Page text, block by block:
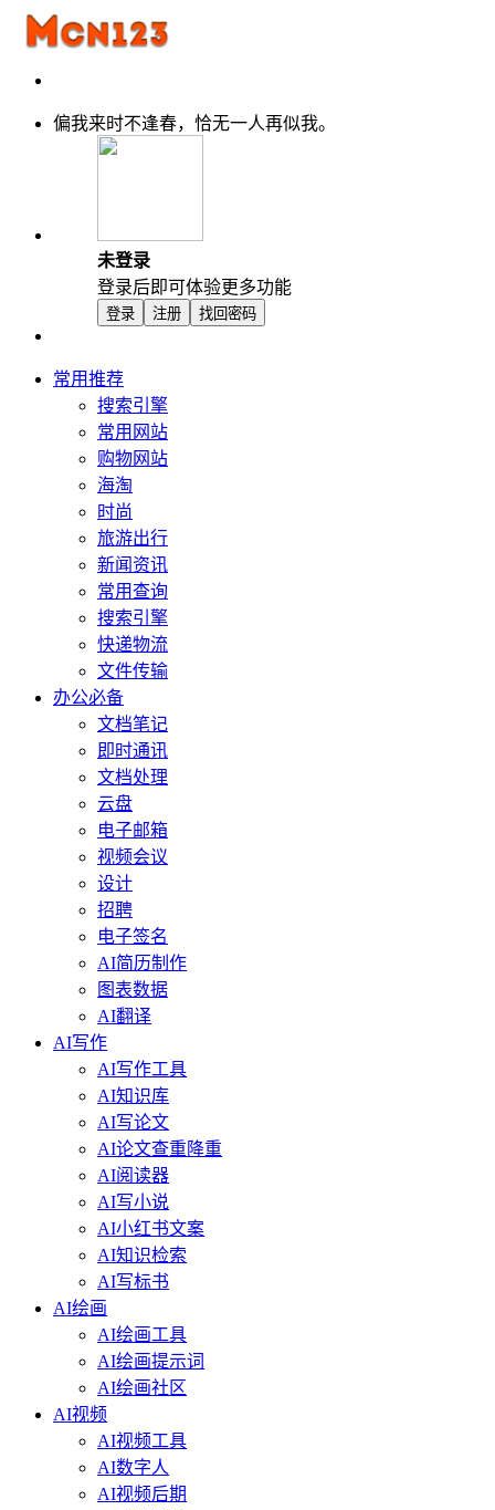
偏我来时不逢春，恰无一人再似我。
未登录
登录后即可体验更多功能
登录 注册 找回密码
常用推荐
搜索引擎
常用网站
购物网站
海淘
时尚
旅游出行
新闻资讯
常用查询
搜索引擎
快递物流
文件传输
办公必备
文档笔记
即时通讯
文档处理
云盘
电子邮箱
视频会议
设计
招聘
电子签名
AI简历制作
图表数据
AI翻译
AI写作
AI写作工具
AI知识库
AI写论文
AI论文查重降重
AI阅读器
AI写小说
AI小红书文案
AI知识检索
AI写标书
AI绘画
AI绘画工具
AI绘画提示词
AI绘画社区
AI视频
AI视频工具
AI数字人
AI视频后期